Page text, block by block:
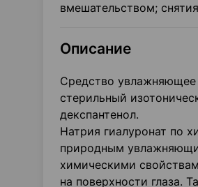
вмешательством;
Описание
Средство увлажняющее
стерильный
декспантенол.
Натрия гиалуронат по
природным
химическими
на поверхности глаза.